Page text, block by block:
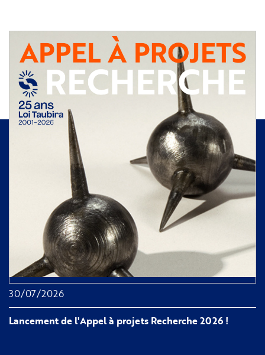
Lancement de l'Appel à projets Recherche 2026 !
30/07/2026